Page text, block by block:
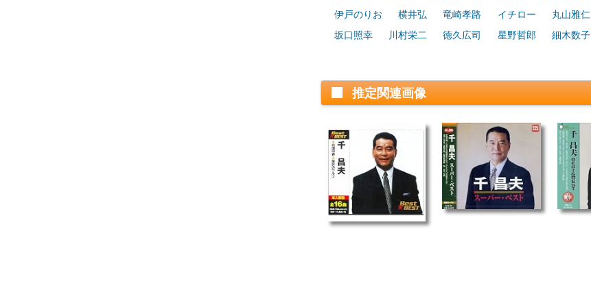
伊戸のりお
横井弘 竜崎孝路 イチロー 丸山雅仁
坂口照幸
川村栄二 徳久広司 星野哲郎 細木数子
推定関連画像